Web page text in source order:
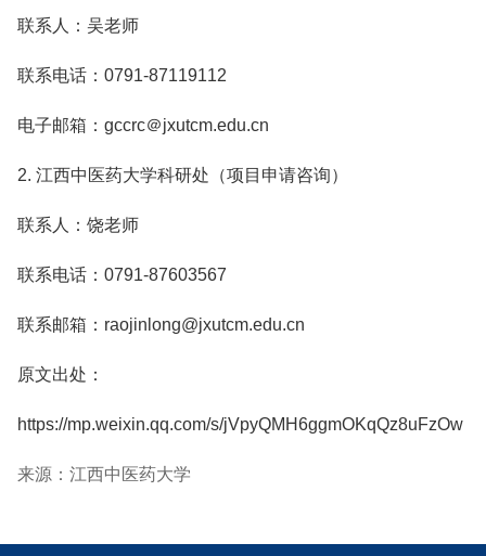
联系人：吴老师
联系电话：0791-87119112
电子邮箱：gccrc＠jxutcm.edu.cn
2. 江西中医药大学科研处（项目申请咨询）
联系人：饶老师
联系电话：0791-87603567
联系邮箱：raojinlong@jxutcm.edu.cn
原文出处：
https://mp.weixin.qq.com/s/jVpyQMH6ggmOKqQz8uFzOw
来源：江西中医药大学